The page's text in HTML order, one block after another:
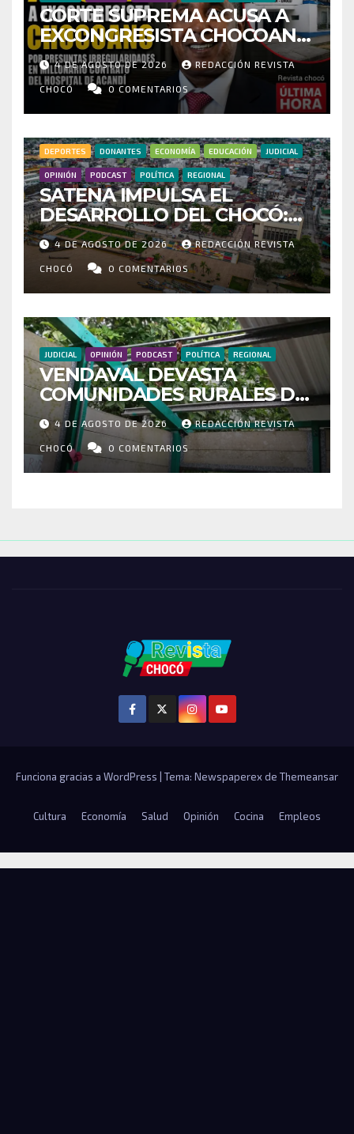
CORTE SUPREMA ACUSA A
EXCONGRESISTA CHOCOANO
POR PRESUNTAS
IRREGULARIDADES EN
MILLONARIO CONTRATO DEL
HOSPITAL DE ACANDÍ
4 DE AGOSTO DE 2026 REDACCIÓN REVISTA
CHOCÓ 0 COMENTARIOS
DEPORTES DONANTES ECONOMÍA EDUCACIÓN JUDICIAL
OPINIÓN PODCAST POLÍTICA REGIONAL
SATENA IMPULSA EL
DESARROLLO DEL CHOCÓ:
MÁS DE 35 MIL PASAJEROS
MOVILIZADOS Y NUEVAS
RUTAS FORTALECEN LA
CONECTIVIDAD
4 DE AGOSTO DE 2026 REDACCIÓN REVISTA
CHOCÓ 0 COMENTARIOS
JUDICIAL OPINIÓN PODCAST POLÍTICA REGIONAL
VENDAVAL DEVASTA
COMUNIDADES RURALES DE
RIOSUCIO: ESCUELAS,
VIVIENDAS Y CEMENTERIO
ENTRE LOS AFECTADOS
4 DE AGOSTO DE 2026 REDACCIÓN REVISTA
CHOCÓ 0 COMENTARIOS
Funciona gracias a WordPress Tema: Newspaperex de Themeansar
Cultura Economía Salud Opinión Cocina Empleos